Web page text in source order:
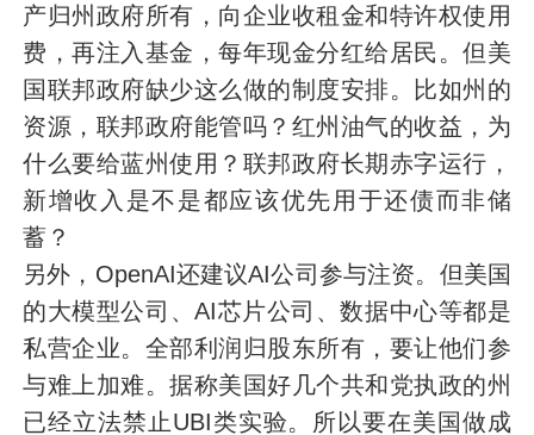
产归州政府所有，向企业收租金和特许权使用
费，再注入基金，每年现金分红给居民。但美
国联邦政府缺少这么做的制度安排。比如州的
资源，联邦政府能管吗？红州油气的收益，为
什么要给蓝州使用？联邦政府长期赤字运行，
新增收入是不是都应该优先用于还债而非储
蓄？
另外，OpenAI还建议AI公司参与注资。但美国
的大模型公司、AI芯片公司、数据中心等都是
私营企业。全部利润归股东所有，要让他们参
与难上加难。据称美国好几个共和党执政的州
已经立法禁止UBI类实验。所以要在美国做成